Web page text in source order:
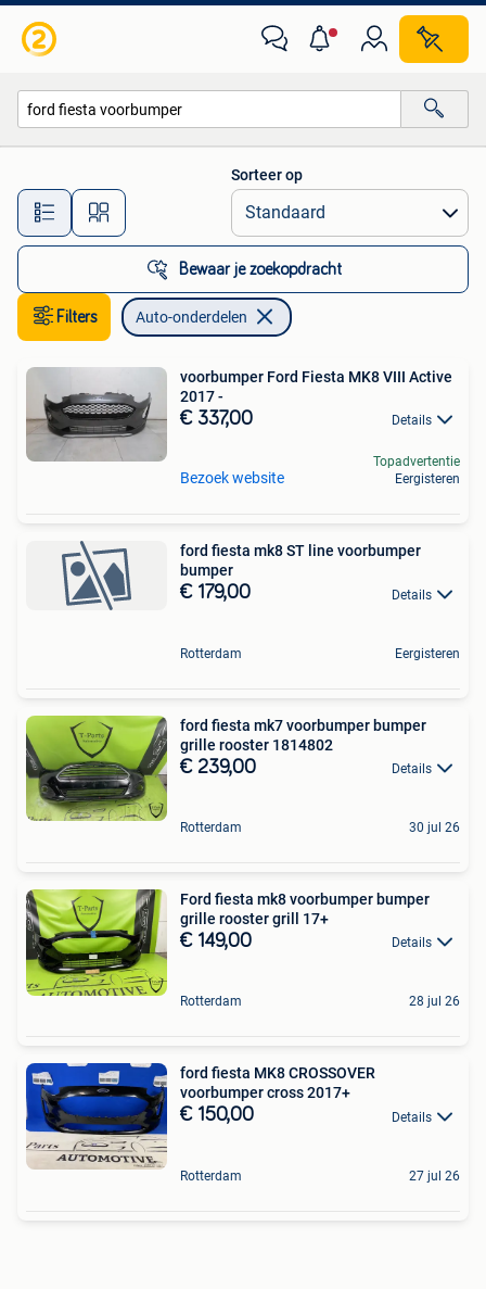
Alle afstanden…
Sorteer op
Bewaar je zoekopdracht
Filters Auto-onderdelen
voorbumper Ford Fiesta MK8 VIII Active
2017 -
€ 337,00 Details
Bezoek website
Topadvertentie
Eergisteren
ford fiesta mk8 ST line voorbumper
bumper
€ 179,00 Details
Rotterdam Eergisteren
ford fiesta mk7 voorbumper bumper
grille rooster 1814802
€ 239,00 Details
Rotterdam 30 jul 26
Ford fiesta mk8 voorbumper bumper
grille rooster grill 17+
€ 149,00 Details
Rotterdam 28 jul 26
ford fiesta MK8 CROSSOVER
voorbumper cross 2017+
€ 150,00 Details
Rotterdam 27 jul 26